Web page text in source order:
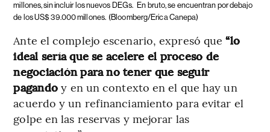
millones, sin incluir los nuevos DEGs. En bruto, se encuentran por debajo
de los US$ 39.000 millones. (Bloomberg/Erica Canepa)
Ante el complejo escenario, expresó que“lo
ideal sería que se acelere el proceso de
negociación para no tener que seguir
pagandoy en un contexto en el que hay un
acuerdo y un refinanciamiento para evitar el
golpe en las reservas y mejorar las